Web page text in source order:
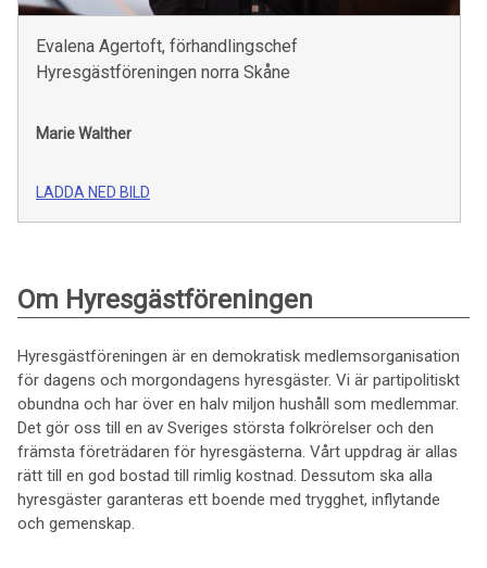
Evalena Agertoft, förhandlingschef
Hyresgästföreningen norra Skåne
Marie Walther
LADDA NED BILD
Om Hyresgästföreningen
Hyresgästföreningen är en demokratisk medlemsorganisation
för dagens och morgondagens hyresgäster. Vi är partipolitiskt
obundna och har över en halv miljon hushåll som medlemmar.
Det gör oss till en av Sveriges största folkrörelser och den
främsta företrädaren för hyresgästerna. Vårt uppdrag är allas
rätt till en god bostad till rimlig kostnad. Dessutom ska alla
hyresgäster garanteras ett boende med trygghet, inflytande
och gemenskap.